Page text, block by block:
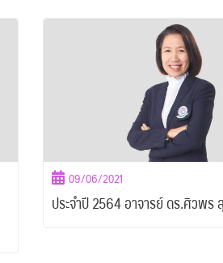
09/06/2021
ประจำปี 2564 อาจารย์ ดร.ศิวพร